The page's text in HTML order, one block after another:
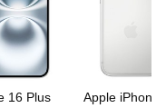
16 Plus
Apple iPhone